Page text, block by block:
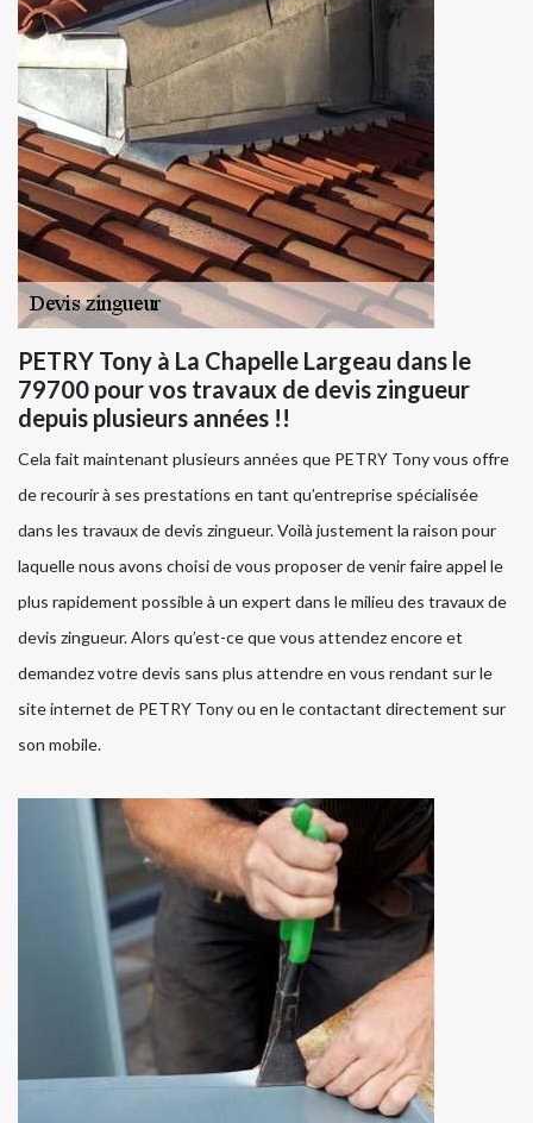
PETRY Tony à La Chapelle Largeau dans le
79700 pour vos travaux de devis zingueur
depuis plusieurs années !!
Cela fait maintenant plusieurs années que PETRY Tony vous offre
de recourir à ses prestations en tant qu’entreprise spécialisée
dans les travaux de devis zingueur. Voilà justement la raison pour
laquelle nous avons choisi de vous proposer de venir faire appel le
plus rapidement possible à un expert dans le milieu des travaux de
devis zingueur. Alors qu’est-ce que vous attendez encore et
demandez votre devis sans plus attendre en vous rendant sur le
site internet de PETRY Tony ou en le contactant directement sur
son mobile.